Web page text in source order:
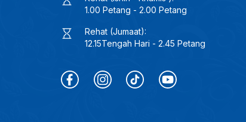
1.00 Petang - 2.00 Petang
Rehat (Jumaat):
12.15Tengah Hari - 2.45 Petang